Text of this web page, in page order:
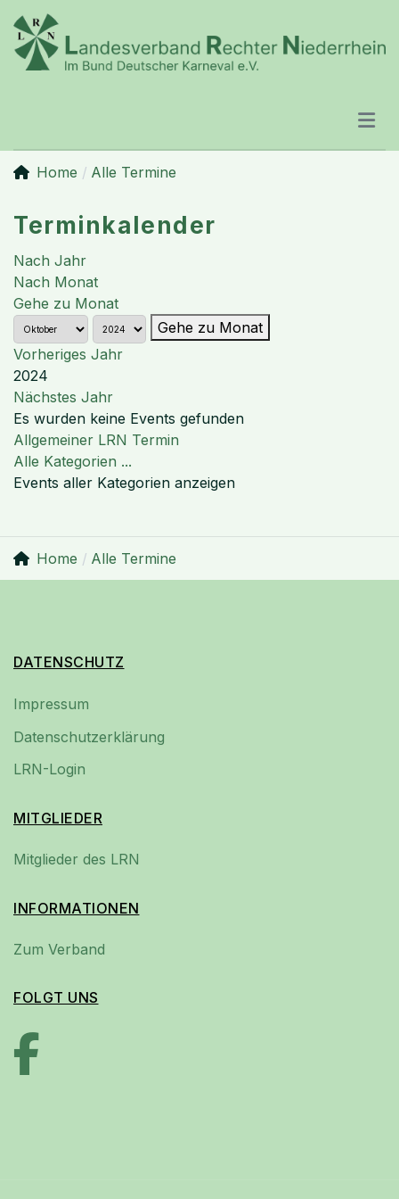
Home Alle Termine
Terminkalender
Nach Jahr
Nach Monat
Gehe zu Monat
Gehe zu Monat
Vorheriges Jahr
2024
Nächstes Jahr
Es wurden keine Events gefunden
Limite der Paginierungsliste
Allgemeiner LRN Termin
Alle Kategorien ...
Events aller Kategorien anzeigen
Home Alle Termine
DATENSCHUTZ
Impressum
Datenschutzerklärung
LRN-Login
MITGLIEDER
Mitglieder des LRN
INFORMATIONEN
Zum Verband
FOLGT UNS